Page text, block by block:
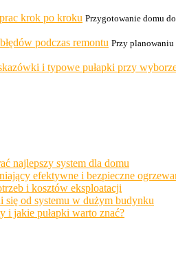
krok po kroku Przygotowanie domu
podczas remontu Przy planowaniu
i typowe pułapki przy
najlepszy system dla domu
efektywne i bezpieczne
i kosztów eksploatacji
się od systemu w dużym budynku
i jakie pułapki warto znać?